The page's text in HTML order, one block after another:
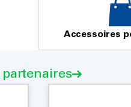
Accessoires